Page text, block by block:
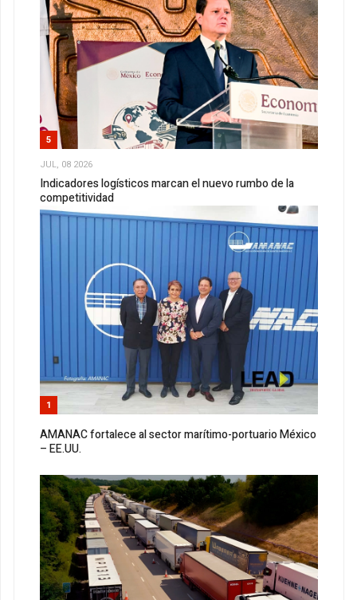
5
JUL, 08 2026
Indicadores logísticos marcan el nuevo rumbo de la
competitividad
1
AMANAC fortalece al sector marítimo-portuario México
– EE.UU.